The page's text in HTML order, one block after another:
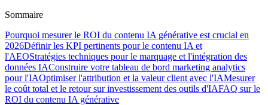
Sommaire
Pourquoi mesurer le ROI du contenu IA générative est crucial en
2026Définir les KPI pertinents pour le contenu IA et
l'AEOStratégies techniques pour le marquage et l'intégration des
données IAConstruire votre tableau de bord marketing analytics
pour l'IAOptimiser l'attribution et la valeur client avec l'IAMesurer
le coût total et le retour sur investissement des outils d'IAFAQ sur le
ROI du contenu IA générative